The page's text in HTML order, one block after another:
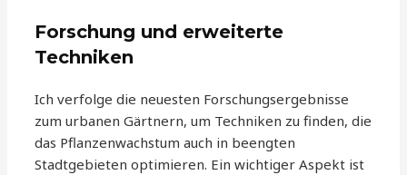
Forschung und erweiterte
Techniken
Ich verfolge die neuesten Forschungsergebnisse
zum urbanen Gärtnern, um Techniken zu finden, die
das Pflanzenwachstum auch in beengten
Stadtgebieten optimieren. Ein wichtiger Aspekt ist